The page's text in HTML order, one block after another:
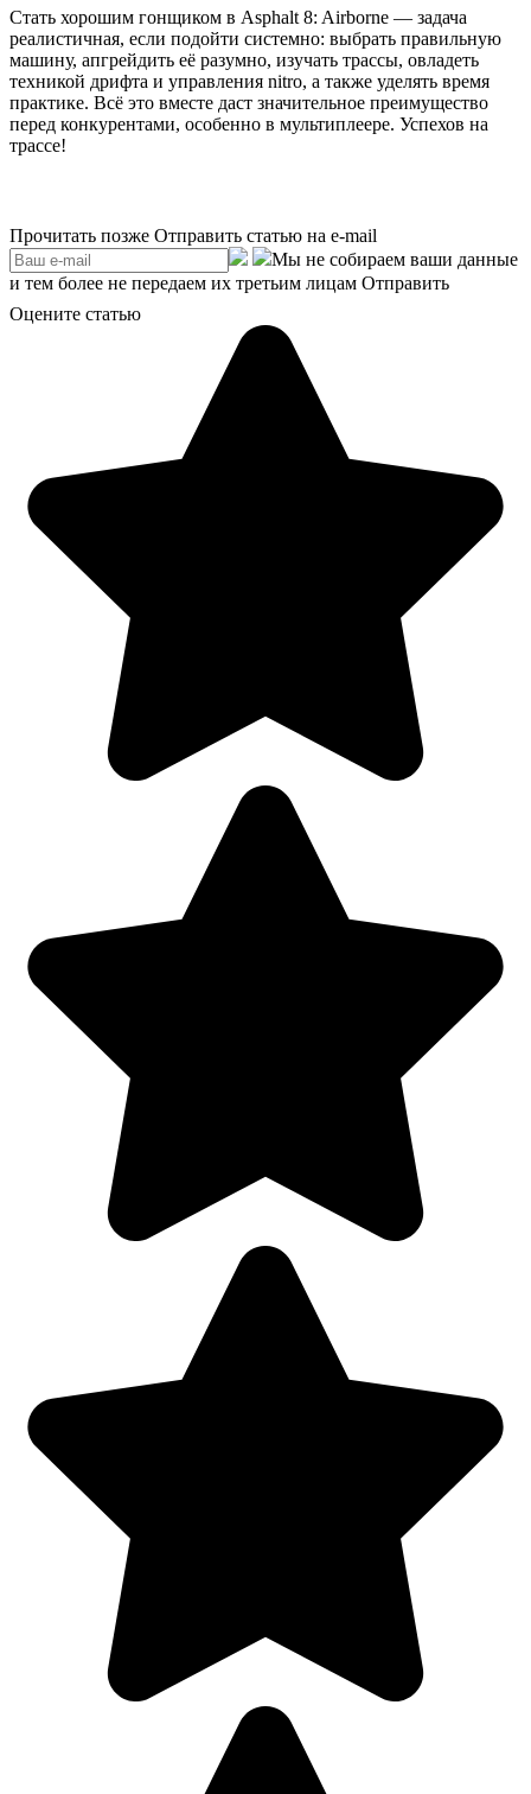
Стать хорошим гонщиком в Asphalt 8: Airborne — задача
реалистичная, если подойти системно: выбрать правильную
машину, апгрейдить её разумно, изучать трассы, овладеть
техникой дрифта и управления nitro, а также уделять время
практике. Всё это вместе даст значительное преимущество
перед конкурентами, особенно в мультиплеере. Успехов на
трассе!
Прочитать позже Отправить статью на e-mail
Мы не собираем ваши данные
и тем более не передаем их третьим лицам Отправить
Оцените статью